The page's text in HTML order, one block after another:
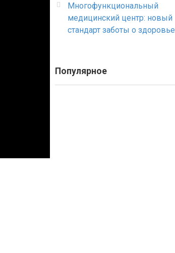
Многофункциональный
медицинский центр: новый
стандарт заботы о здоровье
Популярное